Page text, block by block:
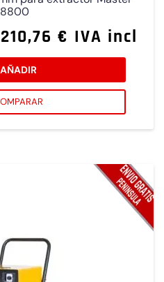
210,76 € IVA incl
AÑADIR